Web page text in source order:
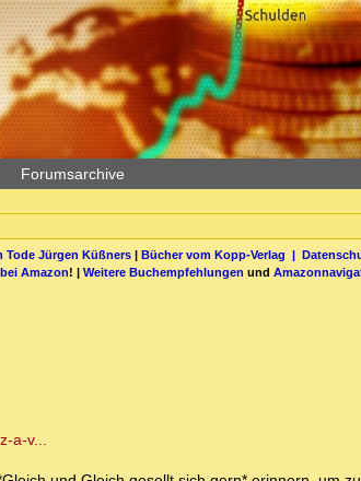
Forumsarchive
Tode Jürgen Küßners| Bücher vom Kopp-Verlag |
Amazon! | Weitere Buchempfehlungen und
a-v...